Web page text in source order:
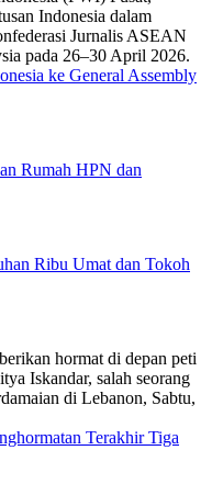
ke General Assembly
Rumah HPN dan
Ribu Umat dan Tokoh
Terakhir Tiga